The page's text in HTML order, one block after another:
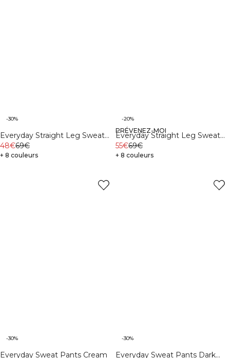
-30%
Everyday Straight Leg Sweat
Pants Cream
48€69€
+ 8 couleurs
-20%
PRÉVENEZ-MOI
Everyday Straight Leg Sweat
Pants Dark Mahogany
55€69€
+ 8 couleurs
-30%
Everyday Sweat Pants Cream
-30%
Everyday Sweat Pants Dark